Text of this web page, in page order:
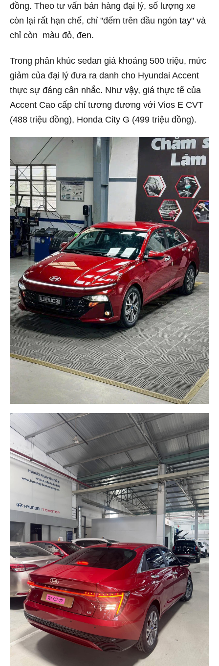
đồng. Theo tư vấn bán hàng đại lý, số lượng xe
còn lại rất hạn chế, chỉ "đếm trên đầu ngón tay" và
chỉ còn màu đỏ, đen.
Trong phân khúc sedan giá khoảng 500 triệu, mức
giảm của đại lý đưa ra danh cho Hyundai Accent
thực sự đáng cân nhắc. Như vậy, giá thực tế của
Accent Cao cấp chỉ tương đương với Vios E CVT
(488 triệu đồng), Honda City G (499 triệu đồng).